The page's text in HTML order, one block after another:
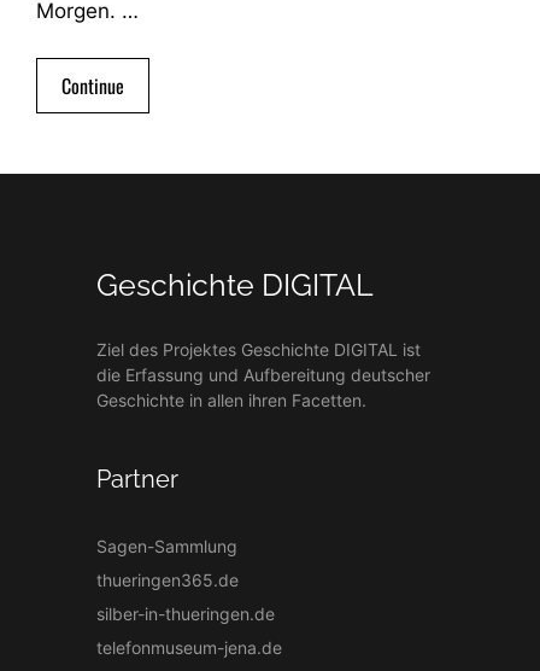
Morgen. …
Continue
Geschichte DIGITAL
Ziel des Projektes Geschichte DIGITAL ist
die Erfassung und Aufbereitung deutscher
Geschichte in allen ihren Facetten.
Partner
Sagen-Sammlung
thueringen365.de
silber-in-thueringen.de
telefonmuseum-jena.de